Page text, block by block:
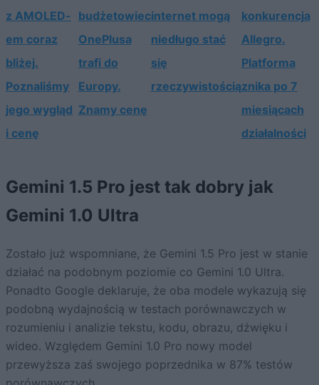
z AMOLED-
em coraz
bliżej.
Poznaliśmy
jego wygląd
i cenę
budżetowiec
OnePlusa
trafi do
Europy.
Znamy cenę
internet mogą
niedługo stać
się
rzeczywistością
konkurencja
Allegro.
Platforma
znika po 7
miesiącach
działalności
Gemini 1.5 Pro jest tak dobry jak
Gemini 1.0 Ultra
Zostało już wspomniane, że Gemini 1.5 Pro jest w stanie
działać na podobnym poziomie co Gemini 1.0 Ultra.
Ponadto Google deklaruje, że oba modele wykazują się
podobną wydajnością w testach porównawczych w
rozumieniu i analizie tekstu, kodu, obrazu, dźwięku i
wideo. Względem Gemini 1.0 Pro nowy model
przewyższa zaś swojego poprzednika w 87% testów